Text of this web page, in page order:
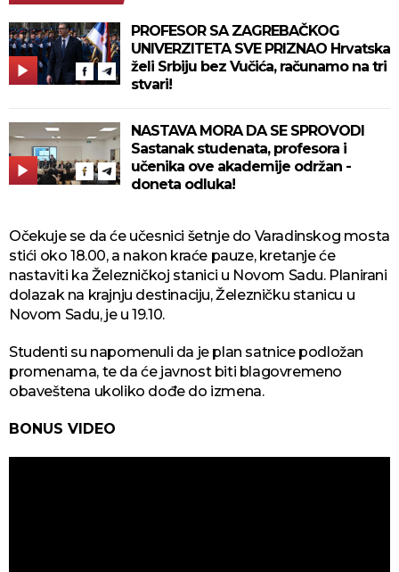
PROFESOR SA ZAGREBAČKOG
UNIVERZITETA SVE PRIZNAO Hrvatska
želi Srbiju bez Vučića, računamo na tri
stvari!
NASTAVA MORA DA SE SPROVODI
Sastanak studenata, profesora i
učenika ove akademije održan -
doneta odluka!
Očekuje se da će učesnici šetnje do Varadinskog mosta
stići oko 18.00, a nakon kraće pauze, kretanje će
nastaviti ka Železničkoj stanici u Novom Sadu. Planirani
dolazak na krajnju destinaciju, Železničku stanicu u
Novom Sadu, je u 19.10.
Studenti su napomenuli da je plan satnice podložan
promenama, te da će javnost biti blagovremeno
obaveštena ukoliko dođe do izmena.
BONUS VIDEO